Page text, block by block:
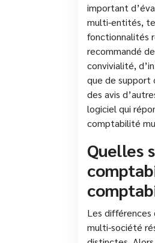
important
multi-entités,
fonctionnalités
recommandé
convivialité,
que de support
des avis
logiciel qui
comptabilité
Quelles
Les
multi-société